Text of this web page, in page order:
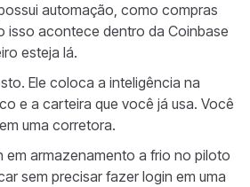
automação, como compras
isso acontece dentro da Coinbase
esteja lá.
Ele coloca a inteligência na
e a carteira que você já usa. Você
uma corretora.
em armazenamento a frio no piloto
sem precisar fazer login em uma